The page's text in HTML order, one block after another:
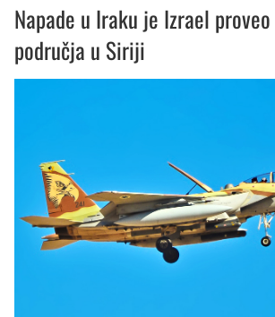
Napade u Iraku je Izrael
područja u Siriji